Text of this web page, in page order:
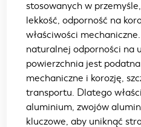
stosowanych w
lekkość, odporność na
właściwości
naturalnej odporności na
powierzchnia jest
mechaniczne i korozję,
transportu. Dlatego
aluminium, zwojów
kluczowe, aby uniknąć